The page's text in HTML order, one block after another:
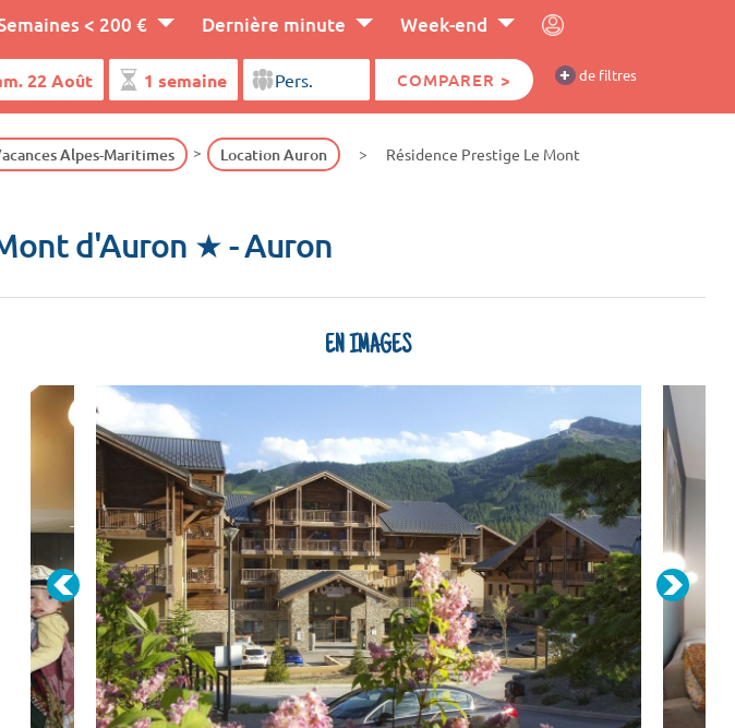
< 200 € Dernière minute Week-end
COMPARER > + de filtres
Alpes-Maritimes Location Auron
Résidence Prestige Le Mont
d'Auron ★- Auron
EN IMAGES